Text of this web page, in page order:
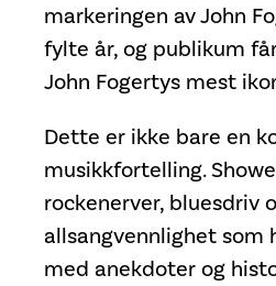
markeringen av John
fylte år, og publikum
John Fogertys mest
Dette er ikke bare en
musikkfortelling.
rockenerver, bluesdriv
allsangvennlighet som
med anekdoter og